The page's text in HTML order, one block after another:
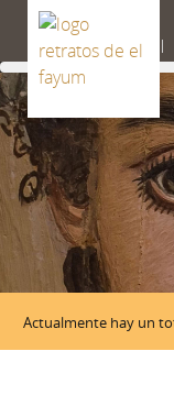
Presentación
Actualmente hay un